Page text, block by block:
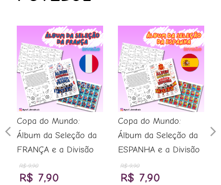
Copa do Mundo:
Álbum da Seleção da
FRANÇA e a Divisão
R$9,90
O
R$ 7,90O
Copa do Mundo:
Álbum da Seleção da
ESPANHA e a Divisão
R$9,90
O
R$ 7,90
Previous
Slide